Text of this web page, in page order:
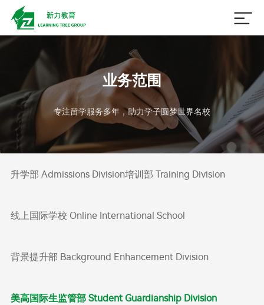

业务范围
专注留学服务多年，助力学子圆梦世界名校
升学部 Admissions Division培训部 Training Division
线上国际学校 Online International School
背景提升部 Background Enhancement Division
美高国际生监管部 Student Guardianship Division